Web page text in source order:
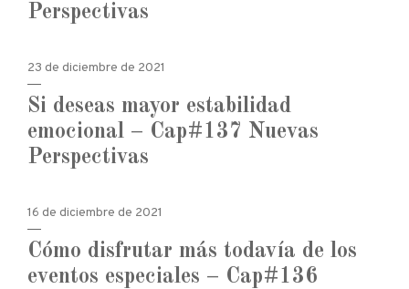
Perspectivas
23 de diciembre de 2021
Si deseas mayor estabilidad
emocional – Cap#137 Nuevas
Perspectivas
16 de diciembre de 2021
Cómo disfrutar más todavía de los
eventos especiales – Cap#136